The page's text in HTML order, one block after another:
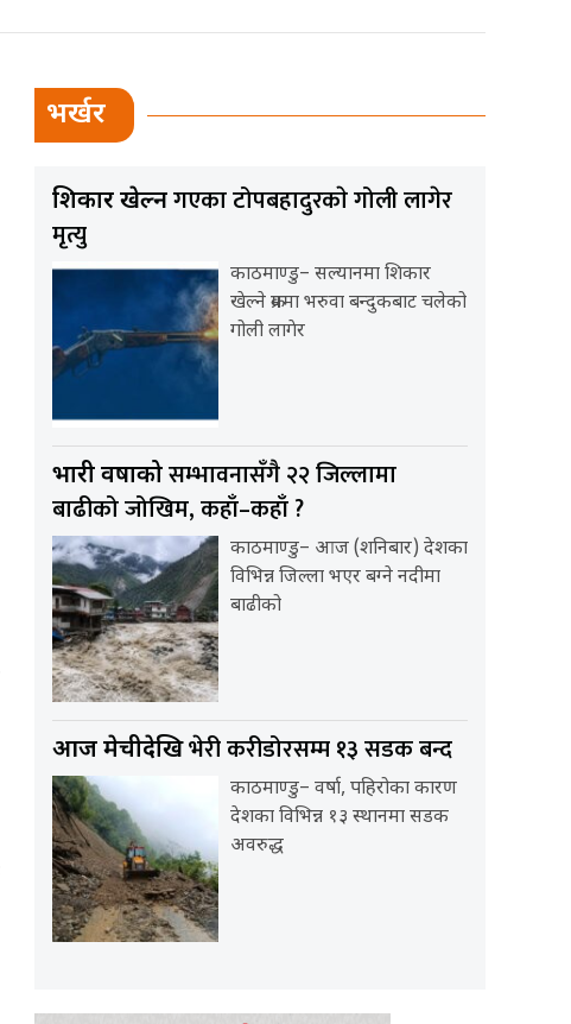
भर्खर
शिकार खेल्नगएका टोपबहादुरकाे गोली लागेर
मृत्यु
काठमाण्डु– सल्यानमा शिकार
खेल्ने क्रममा भरुवा बन्दुकबाट चलेको
गोली लागेर
भारी वर्षाकोसम्भावनासँगै २२ जिल्लामा
बाढीको जोखिम, कहाँ–कहाँ ?
काठमाण्डु– आज (शनिबार) देशका
विभिन्न जिल्ला भएर बग्ने नदीमा
बाढीको
आज मेचीदेखिभेरी करीडोरसम्म १३ सडक बन्द
काठमाण्डु– वर्षा, पहिरोका कारण
देशका विभिन्न १३ स्थानमा सडक
अवरुद्ध